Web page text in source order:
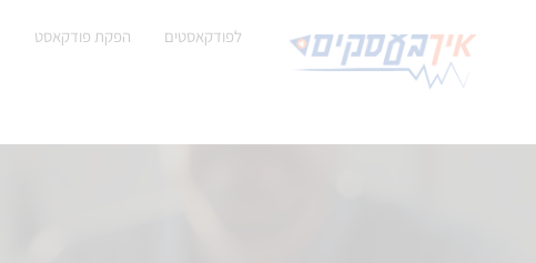
לפודקאסטים הפקת פודקאסט